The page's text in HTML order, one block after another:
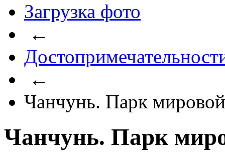
Загрузка фото
←
←
Чанчунь. Парк
Чанчунь. Парк